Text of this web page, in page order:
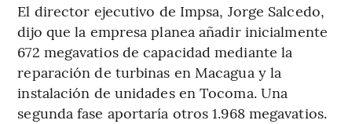
El director ejecutivo de Impsa, Jorge Salcedo,
dijo que la empresa planea añadir inicialmente
672 megavatios de capacidad mediante la
reparación de turbinas en Macagua y la
instalación de unidades en Tocoma. Una
segunda fase aportaría otros 1.968 megavatios.